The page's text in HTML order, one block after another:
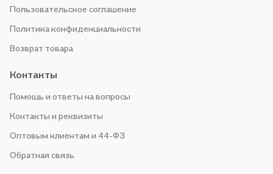
Пользовательское соглашение
Политика конфиденциальности
Возврат товара
Контакты
Помощь и ответы на вопросы
Контакты и реквизиты
Оптовым клиентам и 44-ФЗ
Обратная связь